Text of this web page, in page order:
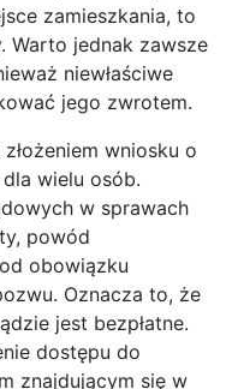
zamieszkania, to
Warto jednak zawsze
niewłaściwe
jego zwrotem.
wniosku o
wielu osób.
w sprawach
powód
obowiązku
Oznacza to, że
jest bezpłatne.
dostępu do
znajdującym się w